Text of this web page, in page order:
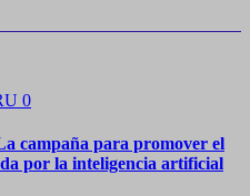
0
campaña para promover el
por la inteligencia artificial